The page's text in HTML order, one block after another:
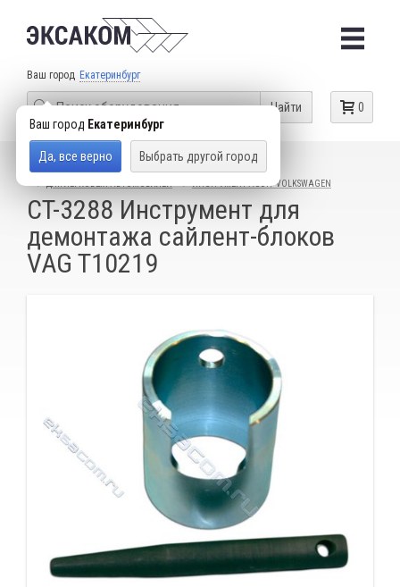
Ваш город Екатеринбург
Ваш город Екатеринбург
Да, все верно Выбрать другой город
0
Найти
КАТАЛОГ ТОВАРОВ
СПЕЦИАЛЬНЫЙ ИНСТРУМЕНТ
ИНСТРУМЕНТ AUDI / VOLKSWAGEN
CT-3288 Инструмент для
демонтажа сайлент-блоков
VAG T10219